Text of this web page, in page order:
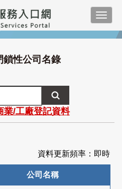
鎖性公司名錄
業/工廠登記資料
資料更新頻率：即時
公司名稱